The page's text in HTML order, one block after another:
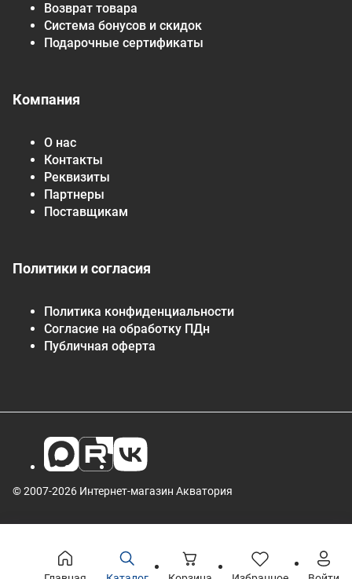
Возврат товара
Система бонусов и скидок
Подарочные сертификаты
Компания
О нас
Контакты
Реквизиты
Партнеры
Поставщикам
Политики и согласия
Политика конфиденциальности
Согласие на обработку ПДн
Публичная оферта
© 2007-2026 Интернет-магазин Акватория